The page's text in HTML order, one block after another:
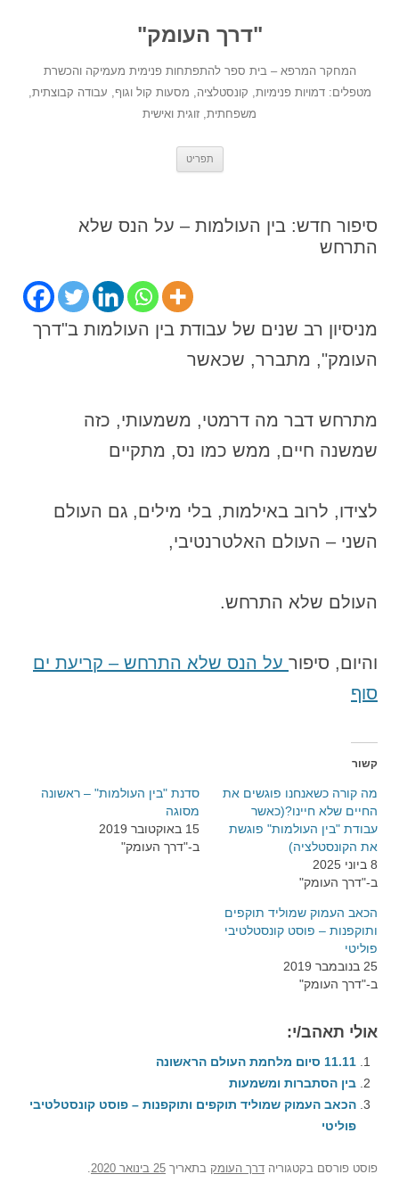
"דרך העומק"
המחקר המרפא – בית ספר להתפתחות פנימית מעמיקה והכשרת
מטפלים: דמויות פנימיות, קונסטלציה, מסעות קול וגוף, עבודה קבוצתית,
משפחתית, זוגית ואישית
תפריט
סיפור חדש: בין העולמות – על הנס שלא
התרחש
מניסיון רב שנים של עבודת בין העולמות ב"דרך
העומק", מתברר, שכאשר
מתרחש דבר מה דרמטי, משמעותי, כזה
שמשנה חיים, ממש כמו נס, מתקיים
לצידו, לרוב באילמות, בלי מילים, גם העולם
השני – העולם האלטרנטיבי,
העולם שלא התרחש.
והיום, סיפור על הנס שלא התרחש – קריעת ים
סוף
קשור
מה קורה כשאנחנו פוגשים את
החיים שלא חיינו?(כאשר
עבודת "בין העולמות" פוגשת
את הקונסטלציה)
8 ביוני 2025
ב-"דרך העומק"
סדנת "בין העולמות" – ראשונה
מסוגה
15 באוקטובר 2019
ב-"דרך העומק"
הכאב העמוק שמוליד תוקפים
ותוקפנות – פוסט קונסטלטיבי
פוליטי
25 בנובמבר 2019
ב-"דרך העומק"
אולי תאהב/י:
11.11 סיום מלחמת העולם הראשונה
בין הסתברות ומשמעות
הכאב העמוק שמוליד תוקפים ותוקפנות – פוסט קונסטלטיבי
פוליטי
פוסט פורסם בקטגוריה דרך העומק בתאריך 25 בינואר 2020 .